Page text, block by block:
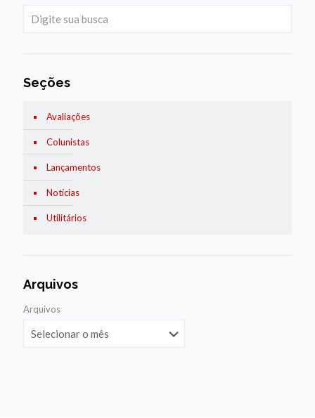
Seções
Avaliações
Colunistas
Lançamentos
Notícias
Utilitários
Arquivos
Arquivos